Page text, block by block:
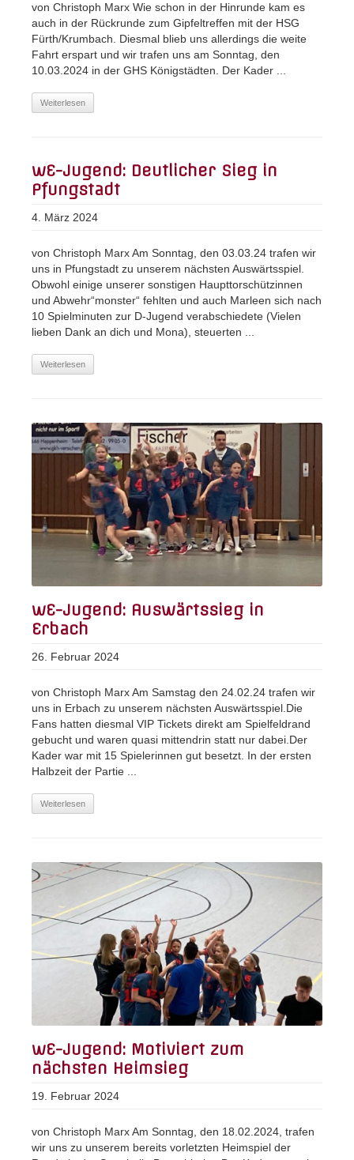
von Christoph Marx Wie schon in der Hinrunde kam es
auch in der Rückrunde zum Gipfeltreffen mit der HSG
Fürth/Krumbach. Diesmal blieb uns allerdings die weite
Fahrt erspart und wir trafen uns am Sonntag, den
10.03.2024 in der GHS Königstädten. Der Kader ...
Weiterlesen
wE-Jugend: Deutlicher Sieg in
Pfungstadt
4. März 2024
von Christoph Marx Am Sonntag, den 03.03.24 trafen wir
uns in Pfungstadt zu unserem nächsten Auswärtsspiel.
Obwohl einige unserer sonstigen Haupttorschützinnen
und Abwehr“monster“ fehlten und auch Marleen sich nach
10 Spielminuten zur D-Jugend verabschiedete (Vielen
lieben Dank an dich und Mona), steuerten ...
Weiterlesen
wE-Jugend: Auswärtssieg in
Erbach
26. Februar 2024
von Christoph Marx Am Samstag den 24.02.24 trafen wir
uns in Erbach zu unserem nächsten Auswärtsspiel.Die
Fans hatten diesmal VIP Tickets direkt am Spielfeldrand
gebucht und waren quasi mittendrin statt nur dabei.Der
Kader war mit 15 Spielerinnen gut besetzt. In der ersten
Halbzeit der Partie ...
Weiterlesen
wE-Jugend: Motiviert zum
nächsten Heimsieg
19. Februar 2024
von Christoph Marx Am Sonntag, den 18.02.2024, trafen
wir uns zu unserem bereits vorletzten Heimspiel der